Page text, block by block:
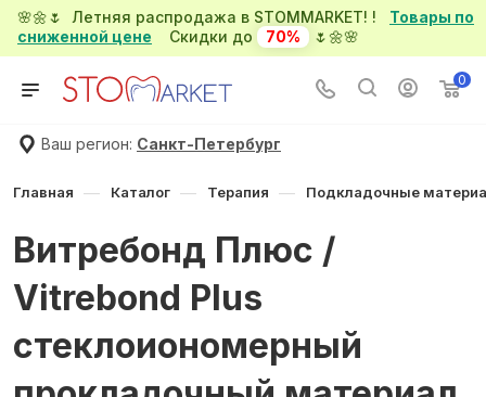
🌸🌼🌷 Летняя распродажа в STOMMARKET! ! Товары по
сниженной цене Скидки до 70% 🌷🌼🌸
0
Ваш регион: Санкт-Петербург
Главная — Каталог — Терапия — Подкладочные
Витребонд Плюс /
Vitrebond Plus
стеклоиономерный